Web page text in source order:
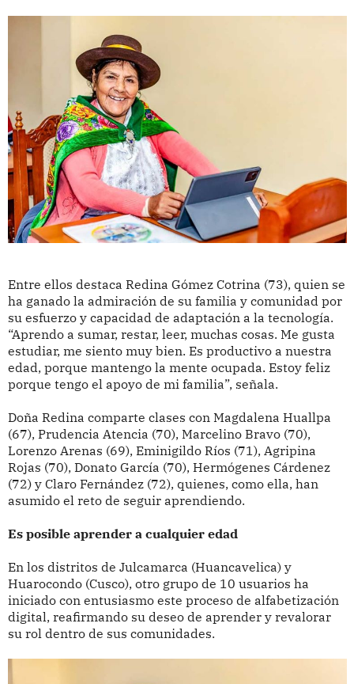
Entre ellos destaca Redina Gómez Cotrina (73), quien se
ha ganado la admiración de su familia y comunidad por
su esfuerzo y capacidad de adaptación a la tecnología.
“Aprendo a sumar, restar, leer, muchas cosas. Me gusta
estudiar, me siento muy bien. Es productivo a nuestra
edad, porque mantengo la mente ocupada. Estoy feliz
porque tengo el apoyo de mi familia”, señala.
Doña Redina comparte clases con Magdalena Huallpa
(67), Prudencia Atencia (70), Marcelino Bravo (70),
Lorenzo Arenas (69), Eminigildo Ríos (71), Agripina
Rojas (70), Donato García (70), Hermógenes Cárdenez
(72) y Claro Fernández (72), quienes, como ella, han
asumido el reto de seguir aprendiendo.
Es posible aprender a cualquier edad
En los distritos de Julcamarca (Huancavelica) y
Huarocondo (Cusco), otro grupo de 10 usuarios ha
iniciado con entusiasmo este proceso de alfabetización
digital, reafirmando su deseo de aprender y revalorar
su rol dentro de sus comunidades.